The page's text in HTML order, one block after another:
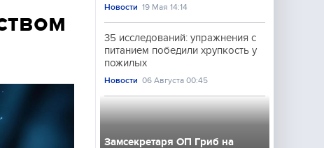
Новости 19 Мая 14:14
35 исследований: упражнения с
питанием победили хрупкость у
пожилых
Новости 06 Августа 00:45
Замсекретаря ОП Гриб на